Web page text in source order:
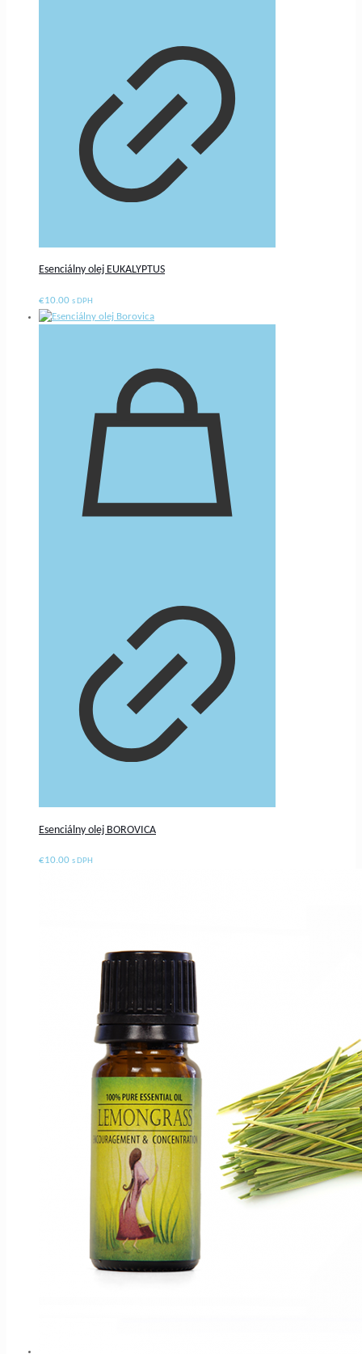
Esenciálny olej EUKALYPTUS
€10.00 s DPH
Esenciálny olej BOROVICA
€10.00 s DPH